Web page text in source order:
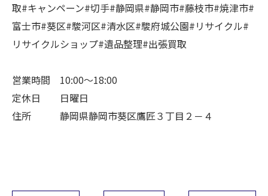
取#キャンペーン#切手#静岡県#静岡市#藤枝市#焼津市#
富士市#葵区#駿河区#清水区#駿府城公園#リサイクル#
リサイクルショップ#遺品整理#出張買取
営業時間 10:00～18:00
定休日 日曜日
住所 静岡県静岡市葵区鷹匠３丁目２－４